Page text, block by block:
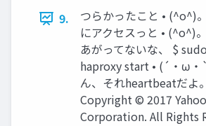
9.
つらかったこと • (^o^)
にアクセスっと • (^o^)
あがってないな、 $
haproxy start • (´・ω・
ん、それheartbeatだよ
Copyright © 2017
Corporation. All Rights